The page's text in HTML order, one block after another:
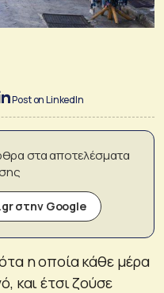
Post on LinkedIn
στα αποτελέσματα
στην Google
η οποία κάθε μέρα
και έτσι ζούσε